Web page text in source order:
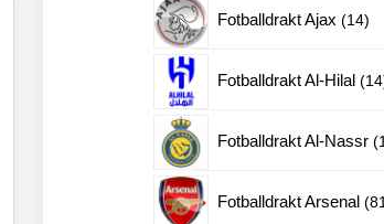
Fotballdrakt Ajax 1414
Fotballdrakt Al-Hilal 14
Fotballdrakt Al-Nassr
Fotballdrakt Arsenal 81